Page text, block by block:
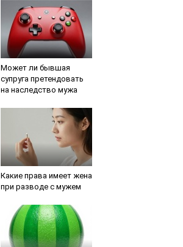
Может ли бывшая
супруга претендовать
на наследство мужа
Какие права имеет жена
при разводе с мужем